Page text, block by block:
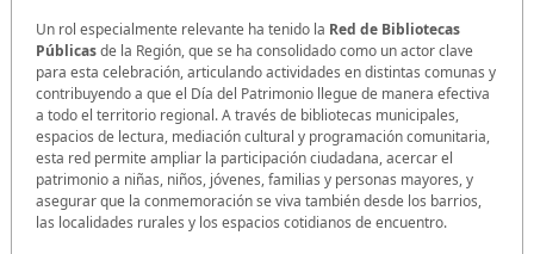
Un rol especialmente relevante ha tenido la Red de Bibliotecas
Públicasde la Región, que se ha consolidado como un actor clave
para esta celebración, articulando actividades en distintas comunas y
contribuyendo a que el Día del Patrimonio llegue de manera efectiva
a todo el territorio regional. A través de bibliotecas municipales,
espacios de lectura, mediación cultural y programación comunitaria,
esta red permite ampliar la participación ciudadana, acercar el
patrimonio a niñas, niños, jóvenes, familias y personas mayores, y
asegurar que la conmemoración se viva también desde los barrios,
las localidades rurales y los espacios cotidianos de encuentro.